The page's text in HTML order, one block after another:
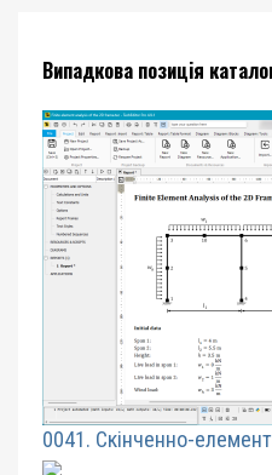
Випадкова позиція
0041. Скінченно-